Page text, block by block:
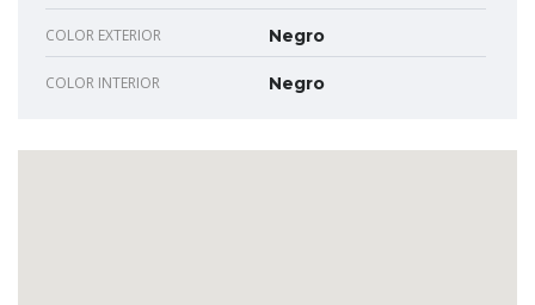
COLOR EXTERIOR Negro
COLOR INTERIOR Negro